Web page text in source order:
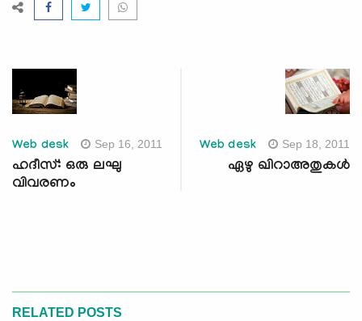
Web desk Sep 16, 2011
ഹദീസ്: ഒരു ലഘു
വിവരണം
Web desk Sep 18, 2011
ഏഴു ഖിറാഅതുകള്‍
RELATED POSTS